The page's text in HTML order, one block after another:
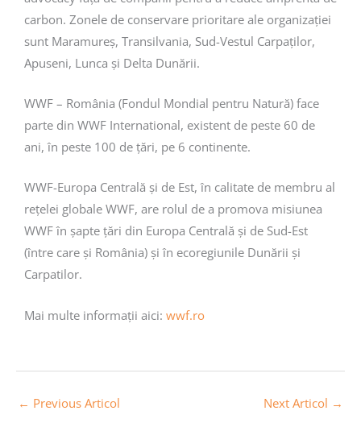
carbon. Zonele de conservare prioritare ale organizației
sunt Maramureș, Transilvania, Sud-Vestul Carpaților,
Apuseni, Lunca și Delta Dunării.
WWF – România (Fondul Mondial pentru Natură) face
parte din WWF International, existent de peste 60 de
ani, în peste 100 de țări, pe 6 continente.
WWF-Europa Centrală și de Est, în calitate de membru al
rețelei globale WWF, are rolul de a promova misiunea
WWF în șapte țări din Europa Centrală și de Sud-Est
(între care și România) și în ecoregiunile Dunării și
Carpatilor.
Mai multe informații aici: wwf.ro
← Previous Articol Next Articol →